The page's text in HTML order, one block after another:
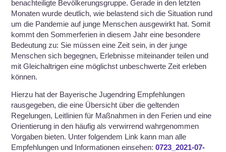
benachteiligte Bevölkerungsgruppe. Gerade in den letzten
Monaten wurde deutlich, wie belastend sich die Situation rund
um die Pandemie auf junge Menschen ausgewirkt hat. Somit
kommt den Sommerferien in diesem Jahr eine besondere
Bedeutung zu: Sie müssen eine Zeit sein, in der junge
Menschen sich begegnen, Erlebnisse miteinander teilen und
mit Gleichaltrigen eine möglichst unbeschwerte Zeit erleben
können.
Hierzu hat der Bayerische Jugendring Empfehlungen
rausgegeben, die eine Übersicht über die geltenden
Regelungen, Leitlinien für Maßnahmen in den Ferien und eine
Orientierung in den häufig als verwirrend wahrgenommen
Vorgaben bieten. Unter folgendem Link kann man alle
Empfehlungen und Informationen einsehen: 0723_2021-07-